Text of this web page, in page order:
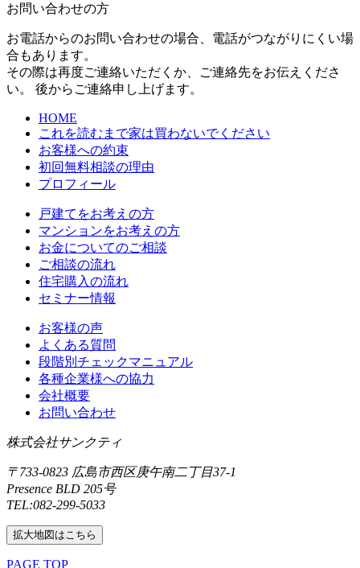
お問い合わせの方
お電話からのお問い合わせの場合、電話がつながりにくい場
合もあります。
その際は再度ご連絡いただくか、ご連絡先をお伝えくださ
い。 後からご連絡申し上げます。
HOME
これを読むまで家は買わないでください
お客様への約束
初回無料相談の理由
プロフィール
戸建てをお考えの方
マンションをお考えの方
お金についてのご相談
ご相談の流れ
住宅購入の流れ
セミナー情報
お客様の声
よくある質問
段階別チェックマニュアル
各種企業様への協力
会社概要
お問い合わせ
株式会社サンクティ
〒733-0823 広島市西区庚午南二丁目37‐1
Presence BLD 205号
TEL:082-299-5033
拡大地図はこちら
PAGE TOP